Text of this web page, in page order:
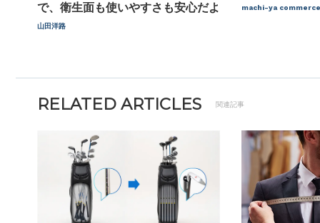
で、衛生面も使いやすさも安心だよ
山田洋路
machi-ya commerce
RELATED ARTICLES 関連記事